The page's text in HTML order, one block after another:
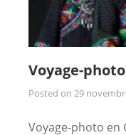
Voyage-
Posted on 29
Voyage-photo en